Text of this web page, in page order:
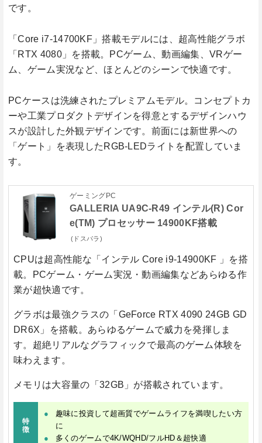
です。
「Core i7-14700KF」搭載モデルには、超高性能グラボ
「RTX 4080」を搭載。PCゲーム、動画編集、VRゲー
ム、ゲーム実況など、ほとんどのシーンで快適です。
PCケースは洗練されたプレミアムモデル。コンセプトカ
ーや工業プロダクトデザインを得意とするデザインハウ
スが設計した外観デザインです。前面には新世界への
「ゲート」を表現したRGB-LEDライトを配置していま
す。
ゲーミングPC
GALLERIA UA9C-R49 インテル(R) Cor
e(TM) プロセッサー 14900KF搭載
(ドスパラ)
CPUは超高性能な 「インテル Core i9-14900KF 」
を搭
載。PCゲーム・ゲーム実況・動画編集などあらゆる作
業が超快適です。
グラボは最強クラスの 「GeForce RTX 4090 24GB GD
DR6X」
を搭載。あらゆるゲームで威力を発揮しま
す。超絶リアルなグラフィックで最高のゲーム体験を
味わえます。
メモリは大容量の 「32GB」 が搭載されています。
特
徴
趣味に投資して超画質でゲームライフを満喫したい方
に
多くのゲームで4K/WQHD/フルHD＆超快適